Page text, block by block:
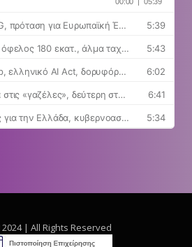
| All Rights Reserved